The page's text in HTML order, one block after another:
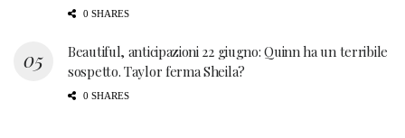
0 SHARES
Beautiful, anticipazioni 22 giugno: Quinn ha un terribile
sospetto. Taylor ferma Sheila?
0 SHARES